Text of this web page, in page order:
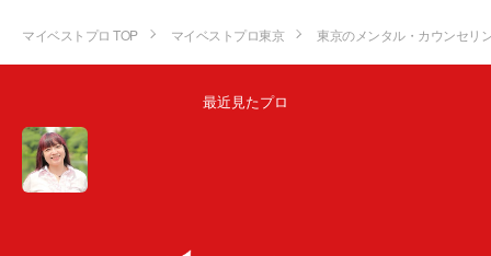
マイベストプロ TOP マイベストプロ東京 東京のメンタル・カウンセリ
最近見たプロ